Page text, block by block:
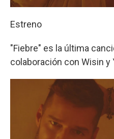
Estreno
"Fiebre" es la última
colaboración con Wisin y